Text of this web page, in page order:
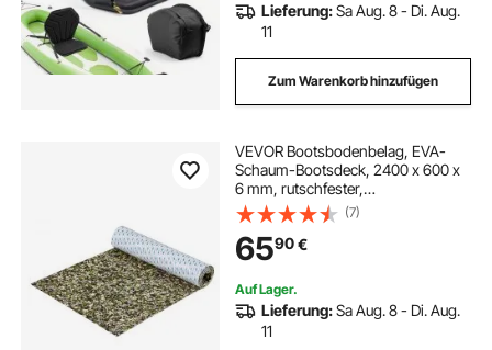
Lieferung:Sa Aug. 8 - Di. Aug.
11
Zum Warenkorb hinzufügen
VEVOR Bootsbodenbelag, EVA-
Schaum-Bootsdeck, 2400 x 600 x
6 mm, rutschfester,
selbstklebender Bodenbelag,
28800 cm², 2 Rollen Marineteppich
für Boote, Yachten, Pontons,
Kajakdecks
(7)
6590€
Auf Lager.
Lieferung:Sa Aug. 8 - Di. Aug.
11